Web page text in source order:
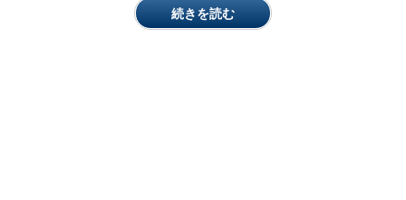
ユニアデックス株式会社 NUL System Services Corporation所
続きを読む